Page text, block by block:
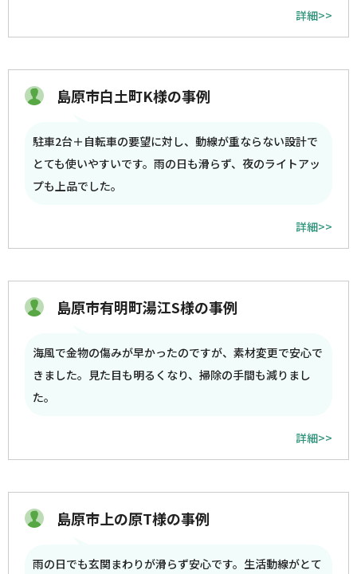
詳細>>
島原市白土町K様の事例
駐車2台＋自転車の要望に対し、動線が重ならない設計で
とても使いやすいです。雨の日も滑らず、夜のライトアッ
プも上品でした。
詳細>>
島原市有明町湯江S様の事例
海風で金物の傷みが早かったのですが、素材変更で安心で
きました。見た目も明るくなり、掃除の手間も減りまし
た。
詳細>>
島原市上の原T様の事例
雨の日でも玄関まわりが滑らず安心です。生活動線がとて